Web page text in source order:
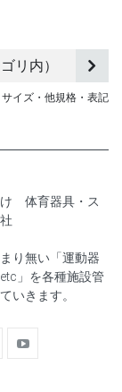
リ内）
イズ・他規格・表記
体育器具・ス
り無い「運動器
」を各種施設管
いきます。